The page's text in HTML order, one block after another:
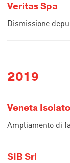
Veritas Spa
Dismissione
2019
Veneta
Ampliamento di
SIB Srl